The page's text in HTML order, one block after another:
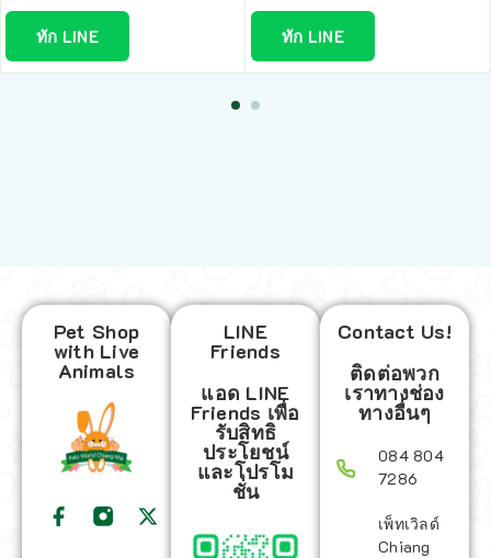
ทัก LINE ทัก LINE
Pet Shop
with Live
Animals
LINE
Friends
แอด LINE
Friends เพื่อ
รับสิทธิ
ประโยชน์
และโปรโม
ชั่น
Contact Us!
ติดต่อพวก
เราทางช่อง
ทางอื่นๆ
084 804
7286
เพ็ทเวิลด์
Chiang